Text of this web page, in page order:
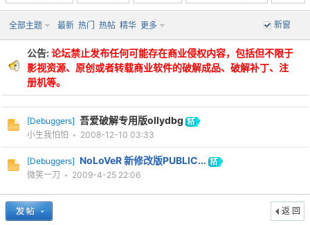
-
52
新窗
全部主题 最新 热门 热帖 精华 更多
公告:论坛禁止发布任何可能存在商业侵权内容，包括但不限于
影视资源、原创或者转载商业软件的破解成品、破解补丁、注
册机等。
[Debuggers] 吾爱破解专用版ollydbg
小生我怕怕 • 2008-12-10 03:33
[Debuggers] NoLoVeR 新修改版PUBLIC...
微笑一刀 • 2009-4-25 22:06
返 回